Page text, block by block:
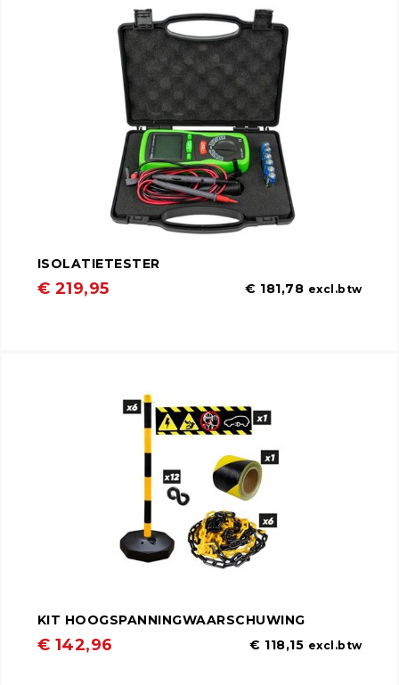
ISOLATIETESTER
€ 219,95 € 181,78 excl.btw
KIT HOOGSPANNINGWAARSCHUWING
€ 142,96 € 118,15 excl.btw